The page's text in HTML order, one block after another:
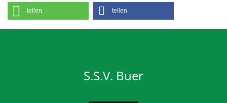
teilen teilen
S.S.V. Buer